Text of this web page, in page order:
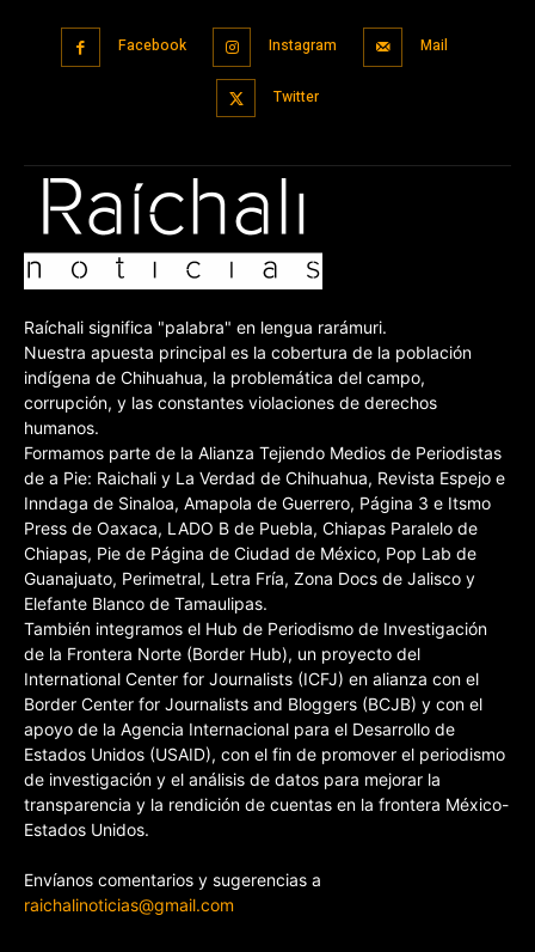
Facebook Instagram Mail
Twitter
Raíchali significa "palabra" en lengua rarámuri.
Nuestra apuesta principal es la cobertura de la población
indígena de Chihuahua, la problemática del campo,
corrupción, y las constantes violaciones de derechos
humanos.
Formamos parte de la Alianza Tejiendo Medios de Periodistas
de a Pie: Raichali y La Verdad de Chihuahua, Revista Espejo e
Inndaga de Sinaloa, Amapola de Guerrero, Página 3 e Itsmo
Press de Oaxaca, LADO B de Puebla, Chiapas Paralelo de
Chiapas, Pie de Página de Ciudad de México, Pop Lab de
Guanajuato, Perimetral, Letra Fría, Zona Docs de Jalisco y
Elefante Blanco de Tamaulipas.
También integramos el Hub de Periodismo de Investigación
de la Frontera Norte (Border Hub), un proyecto del
International Center for Journalists (ICFJ) en alianza con el
Border Center for Journalists and Bloggers (BCJB) y con el
apoyo de la Agencia Internacional para el Desarrollo de
Estados Unidos (USAID), con el fin de promover el periodismo
de investigación y el análisis de datos para mejorar la
transparencia y la rendición de cuentas en la frontera México-
Estados Unidos.
Envíanos comentarios y sugerencias a
raichalinoticias@gmail.com